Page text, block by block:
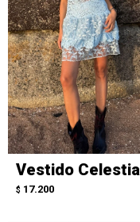
Vestido Celestia
$ 17.200